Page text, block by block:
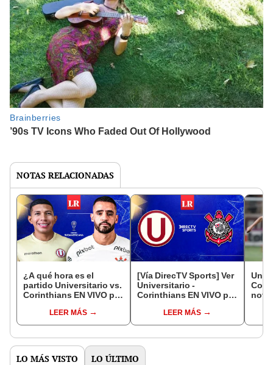
NOTAS RELACIONADAS
¿A qué hora es el
partido Universitario vs.
Corinthians EN VIVO por
LEER MÁS
[Vía DirecTV Sports] Ver
Universitario -
Corinthians EN VIVO por
LEER MÁS
LO MÁS VISTO LO ÚLTIMO